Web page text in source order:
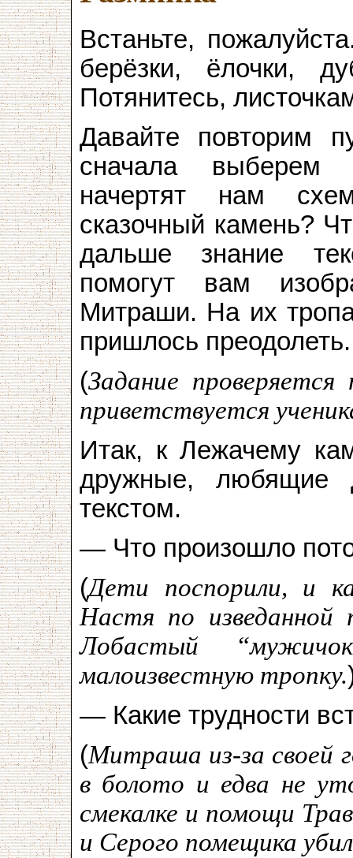
Встаньте,
берёзки, ёлочки,
Потянитесь,
Давайте повторим
сначала выберем
начертят нам
сказочный камень?
дальше знание
помогут вам
Митраши. На их
пришлось преодолеть.
(Задание
приветствуется
Итак, к Лежачему
дружные, любящие
текстом.
— Что произошло
(Дети поспорили, и
Настя по изведанной
Лобастый
малоизвестную тропку.
— Какие трудности
(Митраша из-за своей
в болото и едва не
смекалке и помощи
и Серого помещика